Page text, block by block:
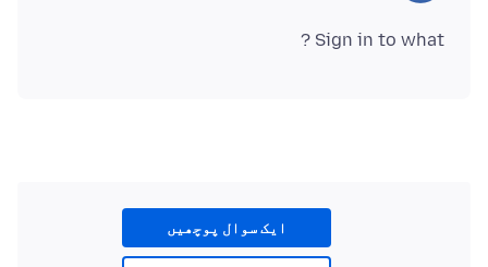
Sign in to what ?
ایک سوال پوچھیں